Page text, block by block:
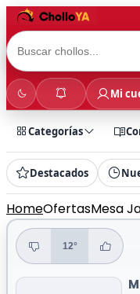
Mi
Categorías
Destacados
HomeOfertasMesa
12°